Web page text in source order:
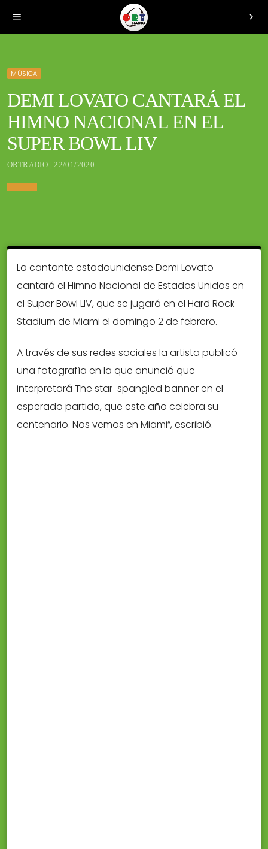
menu chevron_right
MÚSICA
DEMI LOVATO CANTARÁ EL
HIMNO NACIONAL EN EL
SUPER BOWL LIV
ORTRADIO | 22/01/2020
La cantante estadounidense Demi Lovato
cantará el Himno Nacional de Estados Unidos en
el Super Bowl LIV, que se jugará en el Hard Rock
Stadium de Miami el domingo 2 de febrero.
A través de sus redes sociales la artista publicó
una fotografía en la que anunció que
interpretará The star-spangled banner en el
esperado partido, que este año celebra su
centenario. Nos vemos en Miami”, escribió.